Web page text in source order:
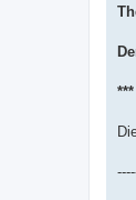
a
***